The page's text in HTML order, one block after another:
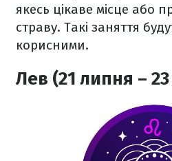
якесь цікаве місце або
страву. Такі заняття
корисними.
Лев (21 липня –